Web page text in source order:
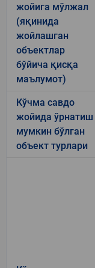
жойига мўлжал
(яқинида
жойлашган
объектлар
бўйича қисқа
маълумот)
Кўчма савдо
жойида ўрнатиш
мумкин бўлган
объект турлари